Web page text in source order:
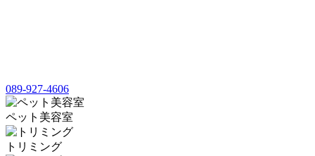
089-927-4606
ペット美容室
トリミング